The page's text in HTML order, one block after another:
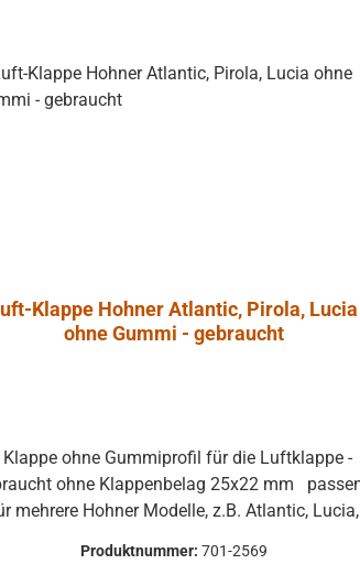
Klappe Hohner Atlantic, Pirola, Lucia
ohne Gummi - gebraucht
25x22 mm passend
mehrere Hohner Modelle, z.B. Atlantic, Lucia,
Produktnummer: 701-2569